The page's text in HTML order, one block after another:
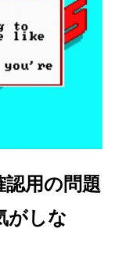
用の問題
がしな